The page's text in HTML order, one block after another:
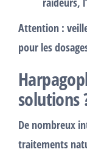
Attention :
pour les
solutions
De nombreux
traitements